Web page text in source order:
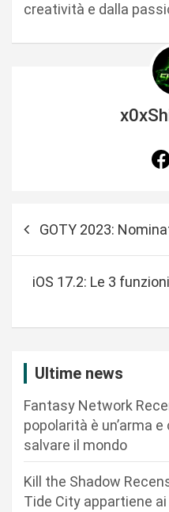
creatività e dalla
GOTY 2023:
iOS 17.2: Le 3
Ultime news
Fantasy Network
popolarità è un’arma e
salvare il mondo
Kill the Shadow
Tide City appartiene